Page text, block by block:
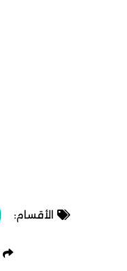
الأقسام: